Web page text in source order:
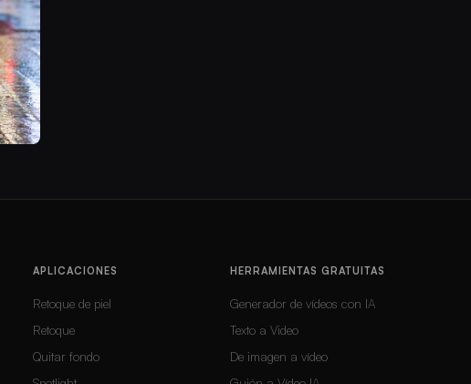
APLICACIONES
Retoque de piel
Retoque
Quitar fondo
HERRAMIENTAS GRATUITAS
Generador de vídeos con IA
Texto a Video
De imagen a vídeo